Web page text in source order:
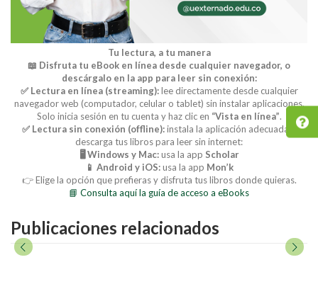
Tu lectura, a tu manera
📖 Disfruta tu eBook en línea desde cualquier navegador, o
descárgalo en la app para leer sin conexión:
✅ Lectura en línea (streaming):lee directamente desde cualquier
navegador web (computador, celular o tablet) sin instalar aplicaciones.
Solo inicia sesión en tu cuenta y haz clic en “Vista en línea”.
✅ Lectura sin conexión (offline):instala la aplicación adecuada y
descarga tus libros para leer sin internet:
🖥️ Windows y Mac:usa la app Scholar
📱 Android y iOS:usa la app Mon’k
👉 Elige la opción que prefieras y disfruta tus libros donde quieras.
📘 Consulta aquí la guía de acceso a eBooks
Publicaciones relacionados